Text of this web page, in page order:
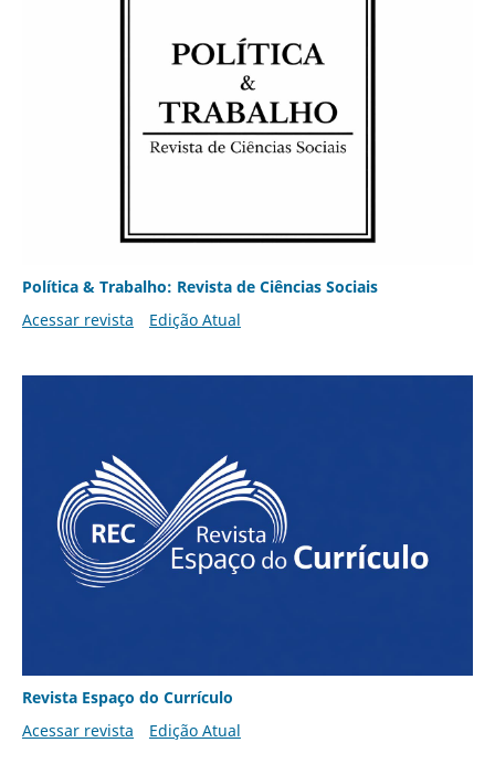
Política & Trabalho: Revista de Ciências Sociais
Acessar revista
Edição Atual
Revista Espaço do Currículo
Acessar revista
Edição Atual